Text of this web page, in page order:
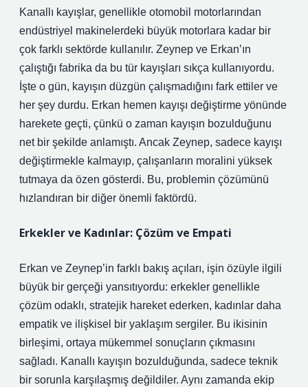
Kanallı kayışlar, genellikle otomobil motorlarından
endüstriyel makinelerdeki büyük motorlara kadar bir
çok farklı sektörde kullanılır. Zeynep ve Erkan’ın
çalıştığı fabrika da bu tür kayışları sıkça kullanıyordu.
İşte o gün, kayışın düzgün çalışmadığını fark ettiler ve
her şey durdu. Erkan hemen kayışı değiştirme yönünde
harekete geçti, çünkü o zaman kayışın bozulduğunu
net bir şekilde anlamıştı. Ancak Zeynep, sadece kayışı
değiştirmekle kalmayıp, çalışanların moralini yüksek
tutmaya da özen gösterdi. Bu, problemin çözümünü
hızlandıran bir diğer önemli faktördü.
Erkekler ve Kadınlar: Çözüm ve Empati
Erkan ve Zeynep’in farklı bakış açıları, işin özüyle ilgili
büyük bir gerçeği yansıtıyordu: erkekler genellikle
çözüm odaklı, stratejik hareket ederken, kadınlar daha
empatik ve ilişkisel bir yaklaşım sergiler. Bu ikisinin
birleşimi, ortaya mükemmel sonuçların çıkmasını
sağladı. Kanallı kayışın bozulduğunda, sadece teknik
bir sorunla karşılaşmış değildiler. Aynı zamanda ekip